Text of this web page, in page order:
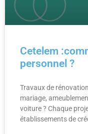
Cetelem
personnel ?
Travaux de
mariage,
voiture ? Chaque
établissements de